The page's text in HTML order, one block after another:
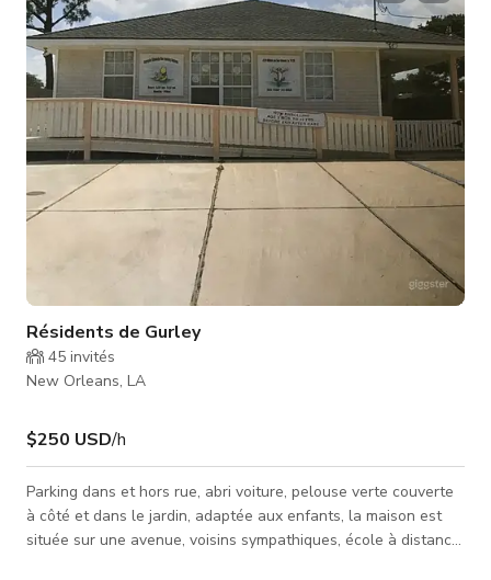
monter ou brainstormer. Que vous enregistriez des voix,
construisiez des épisodes de podcast ou ayez simplement
besoin d'un e
Résidents de Gurley
45 invités
New Orleans, LA
$250 USD/h
Parking dans et hors rue, abri voiture, pelouse verte couverte
à côté et dans le jardin, adaptée aux enfants, la maison est
située sur une avenue, voisins sympathiques, école à distance